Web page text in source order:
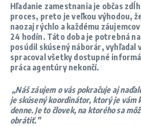
Hľadanie zamestnania je občas
proces, preto je veľkou výhodou,
naozaj rýchlo a každému
24 hodín. Táto doba je potrebná
posúdil skúsený náborár, vyhľadal
spracoval všetky dostupné
práca agentúry nekončí.
„Náš záujem o vás pokračuje aj
je skúsený koordinátor, ktorý je vám
denne. Je to človek, na ktorého sa
obrátiť.”